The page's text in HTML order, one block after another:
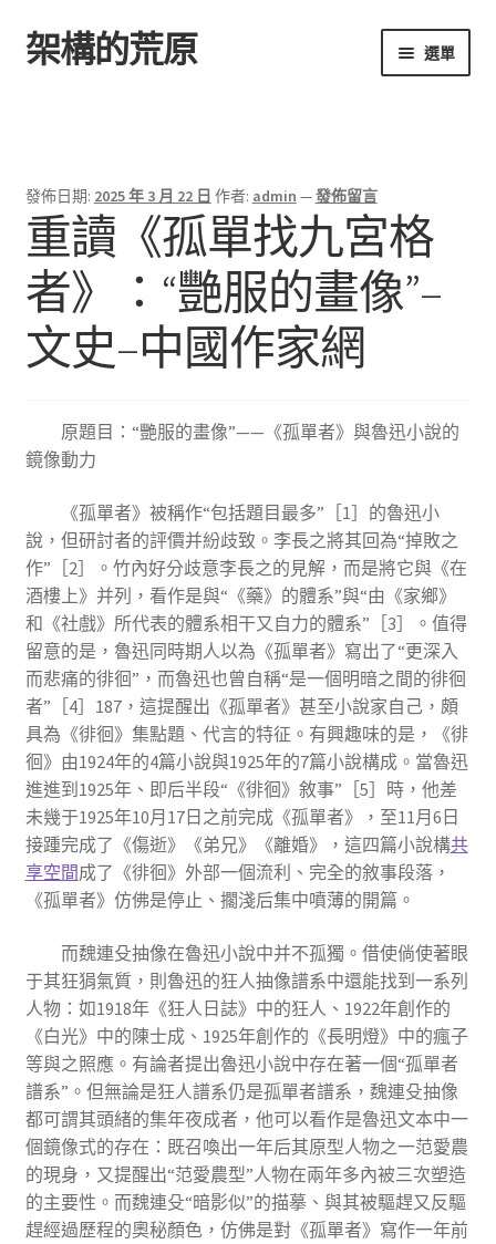
跳
至
跳
至
架構的荒原 選單
發佈日期: 2025 年 3 月 22 日 作者: admin —發佈留言
重讀《孤單找九宮格
者》：“艷服的畫像”–
文史–中國作家網
原題目：“艷服的畫像”——《孤單者》與魯迅小說的
鏡像動力
《孤單者》被稱作“包括題目最多”［1］的魯迅小
說，但研討者的評價并紛歧致。李長之將其回為“掉敗之
作”［2］。竹內好分歧意李長之的見解，而是將它與《在
酒樓上》并列，看作是與“《藥》的體系”與“由《家鄉》
和《社戲》所代表的體系相干又自力的體系”［3］。值得
留意的是，魯迅同時期人以為《孤單者》寫出了“更深入
而悲痛的徘徊”，而魯迅也曾自稱“是一個明暗之間的徘徊
者”［4］187，這提醒出《孤單者》甚至小說家自己，頗
具為《徘徊》集點題、代言的特征。有興趣味的是，《徘
徊》由1924年的4篇小說與1925年的7篇小說構成。當魯迅
進進到1925年、即后半段“《徘徊》敘事”［5］時，他差
未幾于1925年10月17日之前完成《孤單者》，至11月6日
接踵完成了《傷逝》《弟兄》《離婚》，這四篇小說構共
享空間成了《徘徊》外部一個流利、完全的敘事段落，
《孤單者》仿佛是停止、擱淺后集中噴薄的開篇。
而魏連殳抽像在魯迅小說中并不孤獨。借使倘使著眼
于其狂狷氣質，則魯迅的狂人抽像譜系中還能找到一系列
人物：如1918年《狂人日誌》中的狂人、1922年創作的
《白光》中的陳士成、1925年創作的《長明燈》中的瘋子
等與之照應。有論者提出魯迅小說中存在著一個“孤單者
譜系”。但無論是狂人譜系仍是孤單者譜系，魏連殳抽像
都可謂其頭緒的集年夜成者，他可以看作是魯迅文本中一
個鏡像式的存在：既召喚出一年后其原型人物之一范愛農
的現身，又提醒出“范愛農型”人物在兩年多內被三次塑造
的主要性。而魏連殳“暗影似”的描摹、與其被驅趕又反驅
趕經過歷程的奧秘顏色，仿佛是對《孤單者》寫作一年前